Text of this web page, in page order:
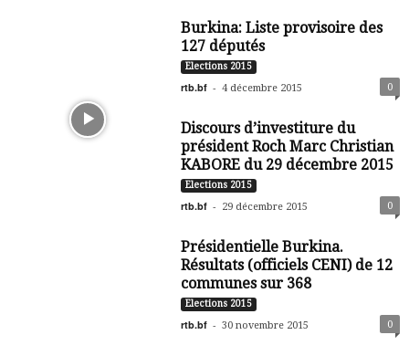
Burkina: Liste provisoire des
127 députés
Elections 2015
rtb.bf - 4 décembre 2015 0
Discours d’investiture du
président Roch Marc Christian
KABORE du 29 décembre 2015
Elections 2015
rtb.bf - 29 décembre 2015 0
Présidentielle Burkina.
Résultats (officiels CENI) de 12
communes sur 368
Elections 2015
rtb.bf - 30 novembre 2015 0